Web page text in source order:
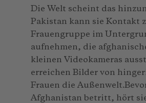
Die Welt scheint das
Pakistan kann sie Kontakt
Frauengruppe im
aufnehmen, die
kleinen Videokameras
erreichen Bilder von
Frauen die
Afghanistan betritt, hört